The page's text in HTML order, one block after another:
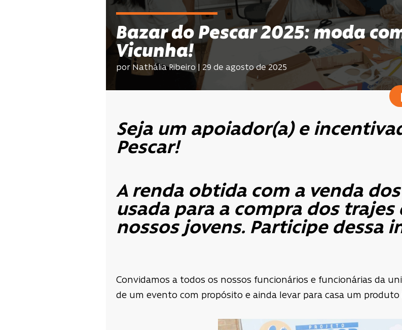
Bazar do Pescar 2025: moda
Vicunha!
por Nathália Ribeiro | 29 de agosto de 2025
Seja um apoiador(a) e
Pescar!
A renda obtida com a venda
usada para a compra dos
nossos jovens. Participe dessa
Convidamos a todos os nossos funcionários e funcionárias da
de um evento com propósito e ainda levar para casa um produto